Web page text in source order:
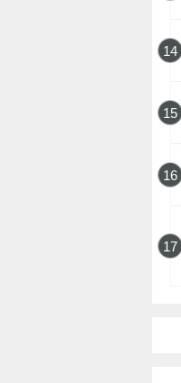
14
15
16
17